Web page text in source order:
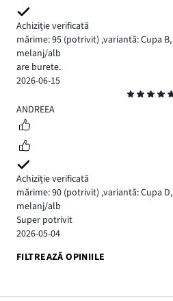
Achiziție verificată
mărime: 95 (potrivit) ,variantă: Cupa B,
melanj/alb
are burete.
2026-06-15
5
ANDREEA
Achiziție verificată
mărime: 90 (potrivit) ,variantă: Cupa D,
melanj/alb
Super potrivit
2026-05-04
FILTREAZĂ OPINIILE